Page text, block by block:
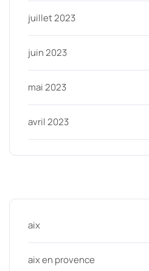
juillet 2023
juin 2023
mai 2023
avril 2023
aix
aix en provence